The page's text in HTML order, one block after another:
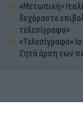
«Μετωπική»
δεχόμαστε
τελεσίγραφα»
«Τελεσίγραφο»
Ζητά άρση των